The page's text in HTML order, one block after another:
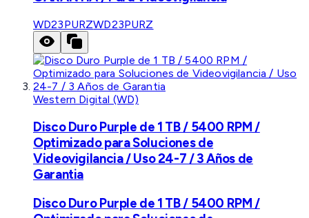
WD23PURZWD23PURZ
Western Digital (WD)
Disco Duro Purple de 1 TB / 5400 RPM /
Optimizado para Soluciones de
Videovigilancia / Uso 24-7 / 3 Años de
Garantia
Disco Duro Purple de 1 TB / 5400 RPM /